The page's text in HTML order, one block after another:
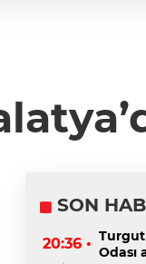
SON
20:36 • Turgut
Odası